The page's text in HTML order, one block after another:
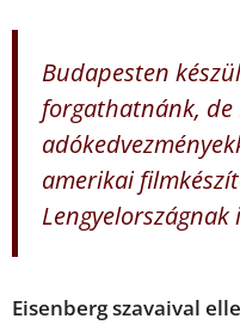
Budapesten
forgathatnánk, de
amerikai
Lengyelországnak
Eisenberg szavaival